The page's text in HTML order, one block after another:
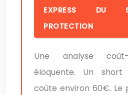
EXPRESS DU
PROTECTION
Une analyse
éloquente. Un
coûte environ 60€. Le